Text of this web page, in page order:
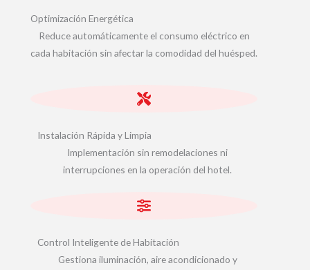
Optimización Energética
Reduce automáticamente el consumo eléctrico en
cada habitación sin afectar la comodidad del huésped.
Instalación Rápida y Limpia
Implementación sin remodelaciones ni
interrupciones en la operación del hotel.
Control Inteligente de Habitación
Gestiona iluminación, aire acondicionado y